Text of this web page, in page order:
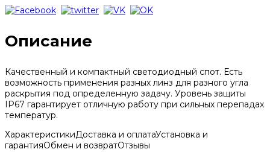
Описание
Качественный и компактный светодиодный спот. Есть
возможность применения разных линз для разного угла
раскрытия под определенную задачу. Уровень защиты
IP67 гарантирует отличную работу при сильных перепадах
температур.
ХарактеристикиДоставка и оплатаУстановка и
гарантияОбмен и возвратОтзывы